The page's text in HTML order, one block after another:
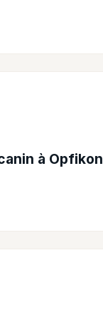
à Opfikon